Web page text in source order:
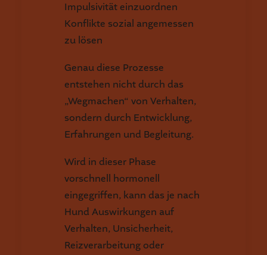
Impulsivität einzuordnen
Konflikte sozial angemessen
zu lösen
Genau diese Prozesse
entstehen nicht durch das
„Wegmachen“ von Verhalten,
sondern durch Entwicklung,
Erfahrungen und Begleitung.
Wird in dieser Phase
vorschnell hormonell
eingegriffen, kann das je nach
Hund Auswirkungen auf
Verhalten, Unsicherheit,
Reizverarbeitung oder